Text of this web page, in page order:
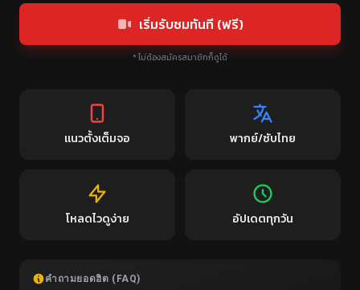
เริ่มรับชมทันที (ฟรี)
* ไม่ต้องสมัครสมาชิกก็ดูได้
แนวตั้งเต็มจอ พากย์/ซับไทย
โหลดไวดูง่าย อัปเดตทุกวัน
คำถามยอดฮิต (FAQ)